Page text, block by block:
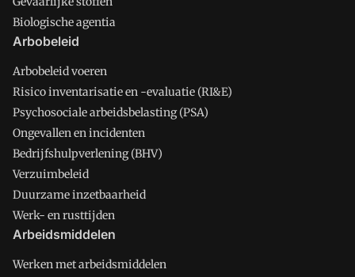
Biologische agentia
Arbobeleid
Arbobeleid voeren
Risico inventarisatie en -evaluatie (RI&E)
Psychosociale arbeidsbelasting (PSA)
Ongevallen en incidenten
Bedrijfshulpverlening (BHV)
Verzuimbeleid
Duurzame inzetbaarheid
Werk- en rusttijden
Arbeidsmiddelen
Werken met arbeidsmiddelen